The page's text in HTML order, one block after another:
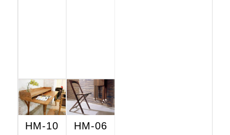
HM-10 HM-06